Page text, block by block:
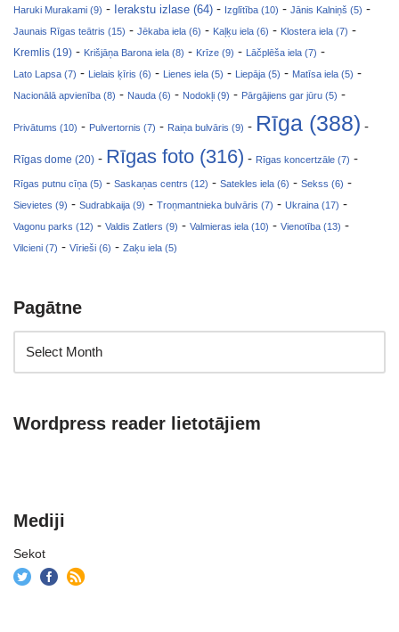
Haruki Murakami (9) - Ierakstu izlase (64) - Izglītība (10) - Jānis Kalniņš (5) -
Jaunais Rīgas teātris (15) - Jēkaba iela (6) - Kaļķu iela (6) - Klostera iela (7) -
Kremlis (19) - Krišjāņa Barona iela (8) - Krīze (9) - Lāčplēša iela (7) -
Lato Lapsa (7) - Lielais ķīris (6) - Lienes iela (5) - Liepāja (5) - Matīsa iela (5) -
Nacionālā apvienība (8) - Nauda (6) - Nodokļi (9) - Pārgājiens gar jūru (5) -
Privātums (10) - Pulvertornis (7) - Raiņa bulvāris (9) - Rīga (388) -
Rīgas dome (20) - Rīgas foto (316) - Rīgas koncertzāle (7) -
Rīgas putnu cīņa (5) - Saskaņas centrs (12) - Satekles iela (6) - Sekss (6) -
Sievietes (9) - Sudrabkaija (9) - Troņmantnieka bulvāris (7) - Ukraina (17) -
Vagonu parks (12) - Valdis Zatlers (9) - Valmieras iela (10) - Vienotība (13) -
Vilcieni (7) - Vīrieši (6) - Zaķu iela (5)
Pagātne
Wordpress reader lietotājiem
Mediji
Sekot